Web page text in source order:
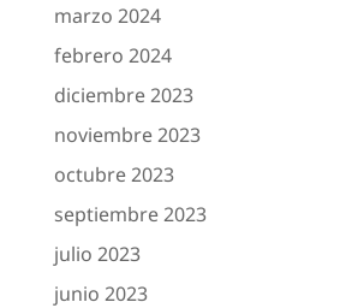
marzo 2024
febrero 2024
diciembre 2023
noviembre 2023
octubre 2023
septiembre 2023
julio 2023
junio 2023